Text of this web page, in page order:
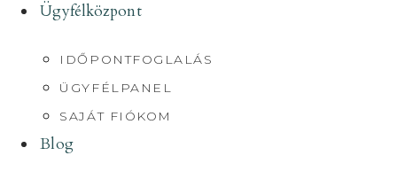
Ügyfélközpont
IDŐPONTFOGLALÁS
ÜGYFÉLPANEL
SAJÁT FIÓKOM
Blog